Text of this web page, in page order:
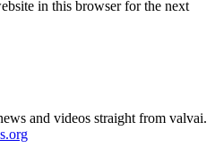
in this browser for the next
and videos straight from valvai.